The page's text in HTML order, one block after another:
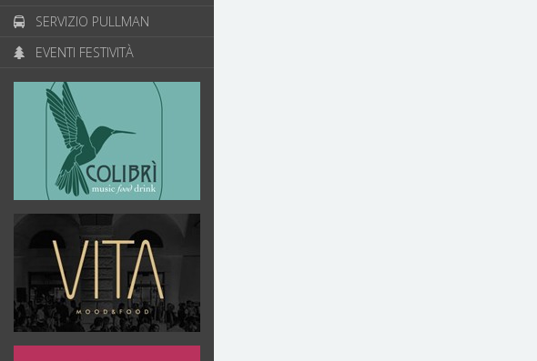
SERVIZIO PULLMAN
EVENTI FESTIVITÀ